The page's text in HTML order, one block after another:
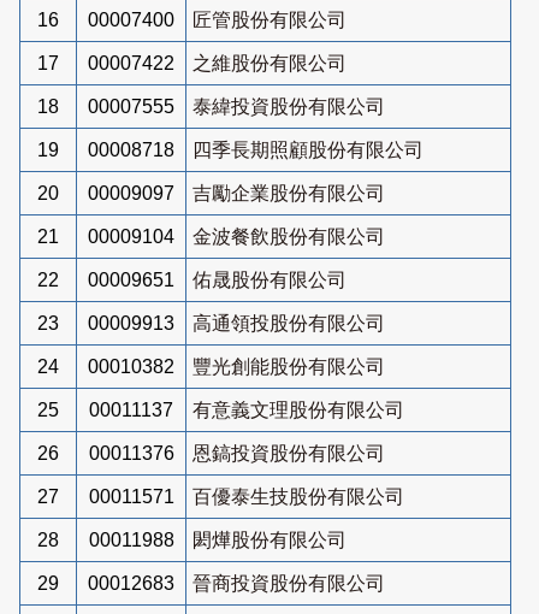
16 00007400 匠管股份有限公司
17 00007422 之維股份有限公司
18 00007555 泰緯投資股份有限公司
19 00008718 四季長期照顧股份有限公司
20 00009097 吉勵企業股份有限公司
21 00009104 金波餐飲股份有限公司
22 00009651 佑晟股份有限公司
23 00009913 高通領投股份有限公司
24 00010382 豐光創能股份有限公司
25 00011137 有意義文理股份有限公司
26 00011376 恩鎬投資股份有限公司
27 00011571 百優泰生技股份有限公司
28 00011988 閎燁股份有限公司
29 00012683 晉商投資股份有限公司